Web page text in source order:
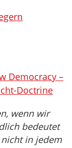
Democracy –
Doctrine
wenn wir
bedeutet
in jedem